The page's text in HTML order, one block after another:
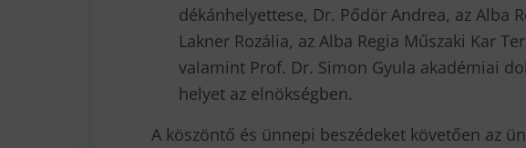
dékánhelyettese, Dr. Pődör Andrea, az Alba
Lakner Rozália, az Alba Regia Műszaki Kar
valamint Prof. Dr. Simon Gyula akadémiai
helyet az elnökségben.
A köszöntő és ünnepi beszédeket követően az